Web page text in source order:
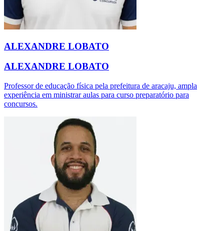
ALEXANDRE LOBATO
ALEXANDRE LOBATO
Professor de educação física pela prefeitura de aracaju, ampla
experiência em ministrar aulas para curso preparatório para
concursos.